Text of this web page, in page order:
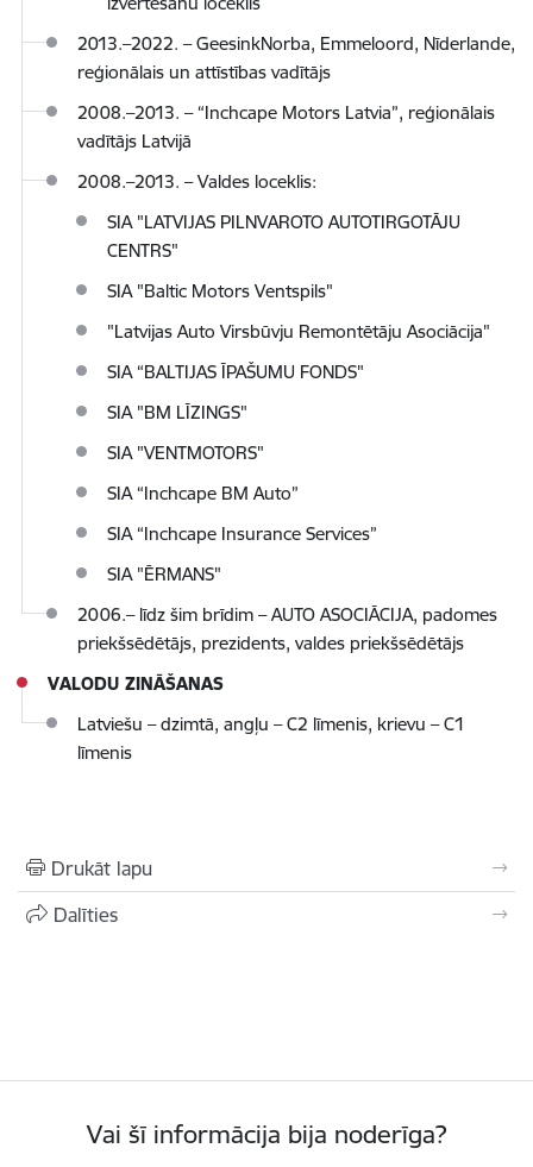
2013.–2022. – GeesinkNorba, Emmeloord, Nīderlande,
reģionālais un attīstības vadītājs
2008.–2013. – “Inchcape Motors Latvia”, reģionālais
vadītājs Latvijā
2008.–2013. – Valdes loceklis:
SIA "LATVIJAS PILNVAROTO AUTOTIRGOTĀJU
CENTRS"
SIA "Baltic Motors Ventspils"
"Latvijas Auto Virsbūvju Remontētāju Asociācija"
SIA “BALTIJAS ĪPAŠUMU FONDS"
SIA "BM LĪZINGS"
SIA "VENTMOTORS"
SIA “Inchcape BM Auto”
SIA “Inchcape Insurance Services”
SIA "ĒRMANS"
2006.– līdz šim brīdim – AUTO ASOCIĀCIJA, padomes
priekšsēdētājs, prezidents, valdes priekšsēdētājs
VALODU ZINĀŠANAS
Latviešu – dzimtā, angļu – C2 līmenis, krievu – C1
līmenis
Drukāt lapu
Dalīties
Vai šī informācija bija noderīga?